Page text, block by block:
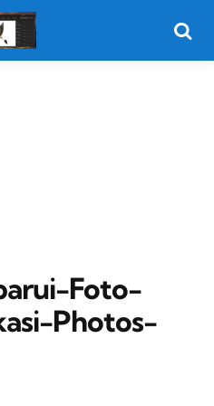
Foto-
Photos-